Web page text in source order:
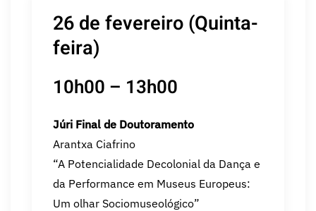
26 de fevereiro (Quinta-
feira)
10h00 – 13h00
Júri Final de Doutoramento
Arantxa Ciafrino
“A Potencialidade Decolonial da Dança e
da Performance em Museus Europeus:
Um olhar Sociomuseológico”